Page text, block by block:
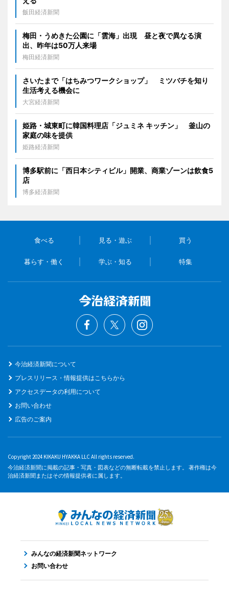
飯田経済新聞
梅田・うめきた公園に「雲海」出現 昼と夜で異なる演
出、昨年は50万人来場
梅田経済新聞
さいたまで「はちみつワークショップ」 ミツバチを知り
生活考える機会に
大宮経済新聞
姫路・城東町に韓国料理店「ジュミネ キッチン」 釜山の
家庭の味を提供
姫路経済新聞
博多駅前に「西日本シティビル」開業、商業ゾーンは飲食5
店
博多経済新聞
食べる 見る・遊ぶ 買う
暮らす・働く 学ぶ・知る 特集
今治経済新聞について
プレスリリース・情報提供はこちらから
アクセスデータの利用について
お問い合わせ
広告のご案内
Copyright 2024 KIKAKU HYAKKA LLC All rights reserved.
今治経済新聞に掲載の記事・写真・図表などの無断転載を禁止します。 著作権は今
治経済新聞またはその情報提供者に属します。
みんなの経済新聞ネットワーク
お問い合わせ